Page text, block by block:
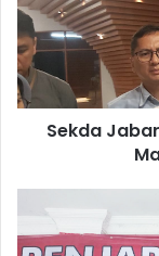
Pelaku
Pungli
di
Masjid
Al-
JabarSekda
Tokoh
Bidik